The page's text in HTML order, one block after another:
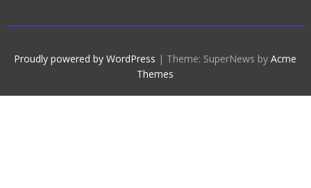
Proudly powered by WordPress | Theme: SuperNews byAcme
Themes